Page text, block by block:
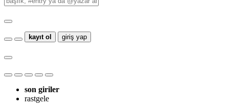
kayıt ol giriş yap
son giriler
rastgele